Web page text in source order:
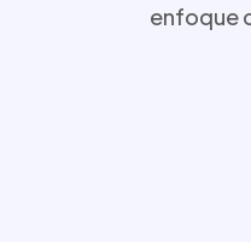
enfoque